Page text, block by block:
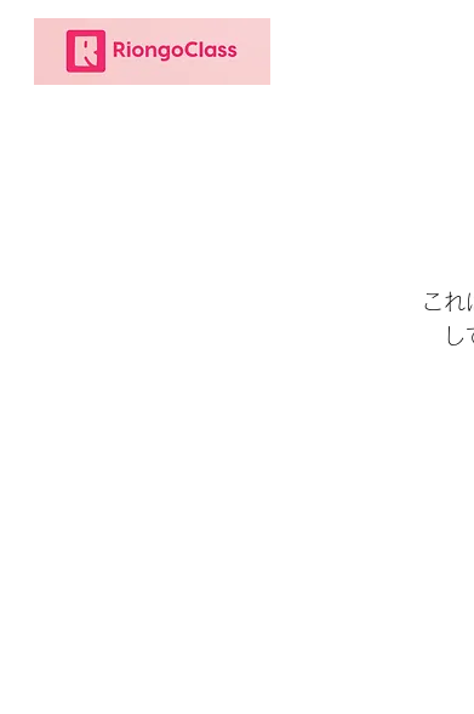
これ
し